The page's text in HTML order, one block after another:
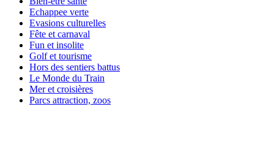
Echappee verte
Evasions culturelles
Fête et carnaval
Fun et insolite
Golf et tourisme
Hors des sentiers battus
Le Monde du Train
Mer et croisières
Parcs attraction, zoos